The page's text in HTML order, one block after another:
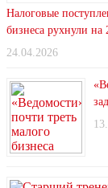
Налоговые
бизнеса рухнули на
24.04.2026